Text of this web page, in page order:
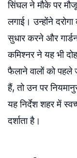
सिंघल ने मौके पर
लगाई। उन्होंने
सुधार करने और
कमिश्नर ने यह भी
फैलाने वालों को पहले
हैं, तो उन पर
यह निर्देश शहर में
दर्शाता है।